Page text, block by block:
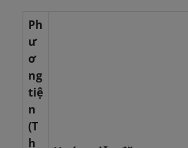
Ph
ư
ơ
ng
tiệ
n
(T
h